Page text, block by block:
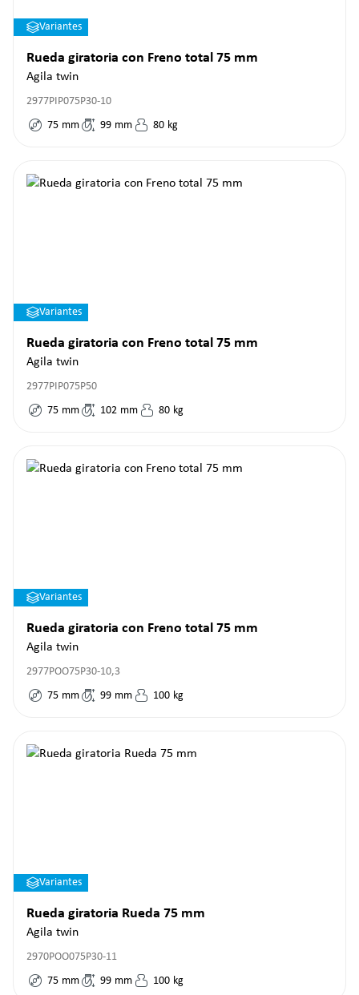
Variantes
Rueda giratoria con Freno total 75 mm
Agila twin
2977PIP075P30-10
75 mm 99 mm 80 kg
Variantes
Rueda giratoria con Freno total 75 mm
Agila twin
2977PIP075P50
75 mm 102 mm 80 kg
Variantes
Rueda giratoria con Freno total 75 mm
Agila twin
2977POO75P30-10,3
75 mm 99 mm 100 kg
Variantes
Rueda giratoria Rueda 75 mm
Agila twin
2970POO075P30-11
75 mm 99 mm 100 kg